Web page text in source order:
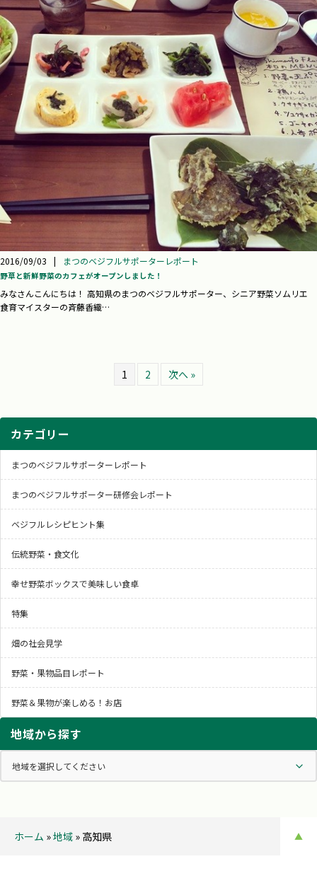
2016/09/03 | まつのベジフルサポーターレポート
野草と新鮮野菜のカフェがオープンしました！
みなさんこんにちは！ 高知県のまつのベジフルサポーター、シニア野菜ソムリエ
食育マイスターの斉藤香織…
1 2 次へ »
カテゴリー
まつのベジフルサポーターレポート
まつのベジフルサポーター研修会レポート
ベジフルレシピヒント集
伝統野菜・食文化
幸せ野菜ボックスで美味しい食卓
特集
畑の社会見学
野菜・果物品目レポート
野菜＆果物が楽しめる！お店
地域から探す
ホーム »地域 » 高知県 ▲